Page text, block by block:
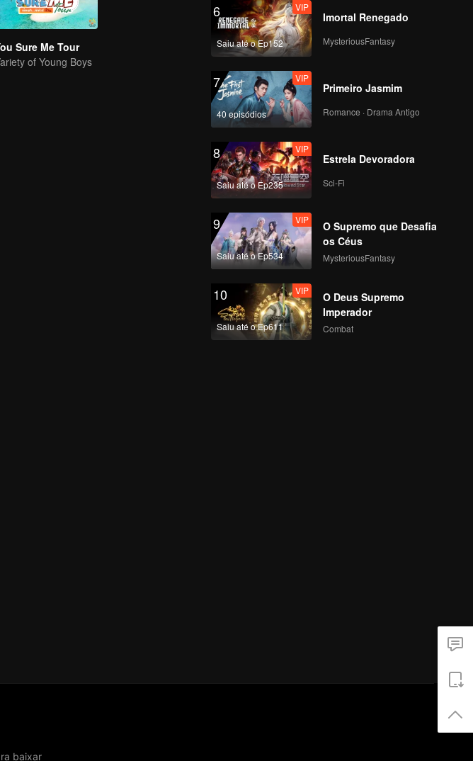
Sure Me Tour
of Young Boys
6
Saiu até o Ep152
VIP
Imortal Renegado
MysteriousFantasy
7
40 episódios
VIP
Primeiro Jasmim
Romance · Drama Antigo
8
Saiu até o Ep235
VIP
Estrela Devoradora
Sci-Fi
9
Saiu até o Ep534
VIP
O Supremo que Desafia
os Céus
MysteriousFantasy
10
Saiu até o Ep611
VIP
O Deus Supremo
Imperador
Combat
baixar